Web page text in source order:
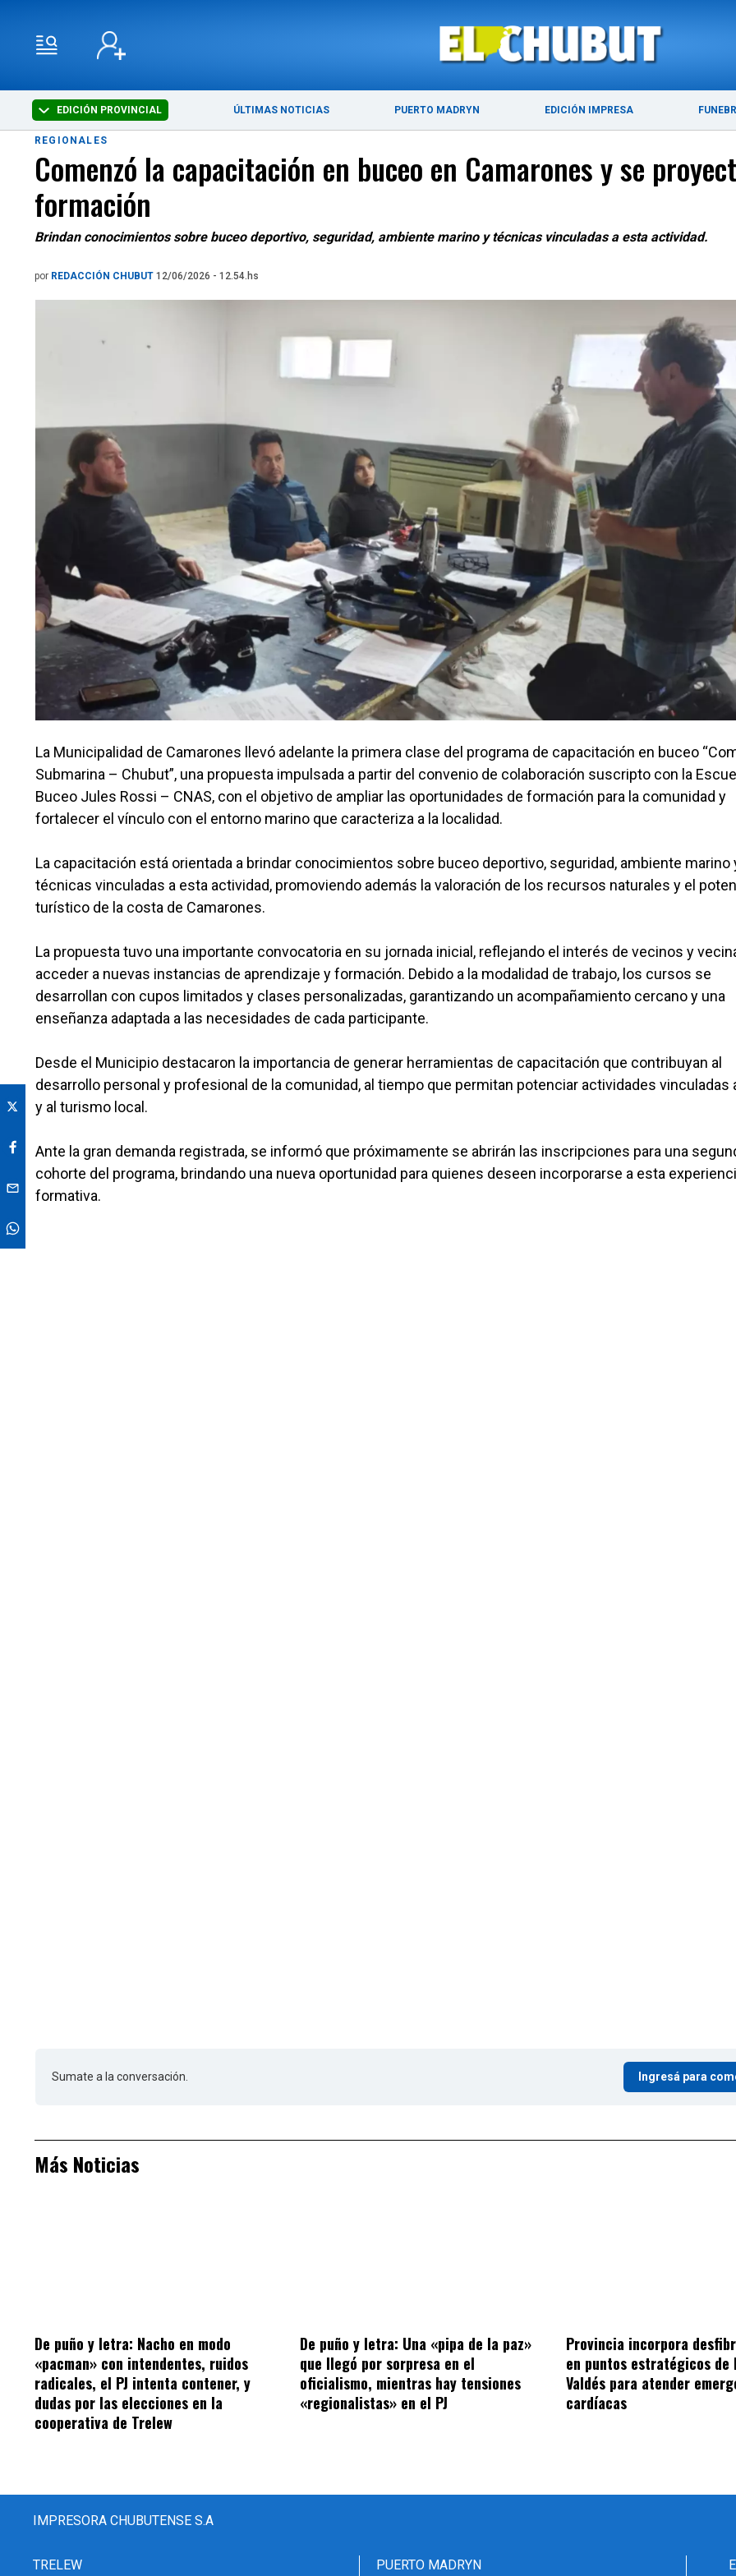
EDICIÓN PROVINCIAL ÚLTIMAS NOTICIAS PUERTO MADRYN EDICIÓN IMPRESA
ÚLTIMAS NOTICIAS PUERTO MADRYN
REGIONALES
Comenzó la capacitación en buceo en Camarones y se
formación
Brindan conocimientos sobre buceo deportivo, seguridad, ambiente marino y técnicas vinculadas a esta actividad.
por REDACCIÓN CHUBUT 12/06/2026 - 12.54.hs
La Municipalidad de Camarones llevó adelante la primera clase del programa de capacitación en buceo
Submarina – Chubut”, una propuesta impulsada a partir del convenio de colaboración suscripto con la
Buceo Jules Rossi – CNAS, con el objetivo de ampliar las oportunidades de formación para la comunidad y
fortalecer el vínculo con el entorno marino que caracteriza a la localidad.
La capacitación está orientada a brindar conocimientos sobre buceo deportivo, seguridad, ambiente marino
técnicas vinculadas a esta actividad, promoviendo además la valoración de los recursos naturales y el
turístico de la costa de Camarones.
La propuesta tuvo una importante convocatoria en su jornada inicial, reflejando el interés de vecinos y
acceder a nuevas instancias de aprendizaje y formación. Debido a la modalidad de trabajo, los cursos se
desarrollan con cupos limitados y clases personalizadas, garantizando un acompañamiento cercano y una
enseñanza adaptada a las necesidades de cada participante.
Desde el Municipio destacaron la importancia de generar herramientas de capacitación que contribuyan al
desarrollo personal y profesional de la comunidad, al tiempo que permitan potenciar actividades vinculadas
y al turismo local.
Ante la gran demanda registrada, se informó que próximamente se abrirán las inscripciones para una
cohorte del programa, brindando una nueva oportunidad para quienes deseen incorporarse a esta
formativa.
Sumate a la conversación. Ingresá para
Más Noticias
De puño y letra: Nacho en modo
«pacman» con intendentes, ruidos
radicales, el PJ intenta contener, y
dudas por las elecciones en la
cooperativa de Trelew
De puño y letra: Una «pipa de la paz»
que llegó por sorpresa en el
oficialismo, mientras hay tensiones
«regionalistas» en el PJ
Provincia incorpora
en puntos estratégicos de
Valdés para atender
cardíacas
IMPRESORA CHUBUTENSE S.A
TRELEW PUERTO MADRYN